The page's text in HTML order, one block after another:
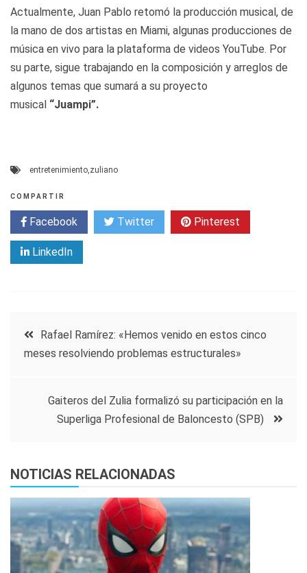
Actualmente, Juan Pablo retomó la producción musical, de
la mano de dos artistas en Miami, algunas producciones de
música en vivo para la plataforma de videos YouTube. Por
su parte, sigue trabajando en la composición y arreglos de
algunos temas que sumará a su proyecto
musical “Juampi”.
entretenimiento,zuliano
COMPARTIR
Facebook Twitter Pinterest
LinkedIn
Navegación
entradas
Rafael Ramírez: «Hemos venido en estos cinco
meses resolviendo problemas estructurales»
Gaiteros del Zulia formalizó su participación en la
Superliga Profesional de Baloncesto (SPB)
NOTICIAS RELACIONADAS